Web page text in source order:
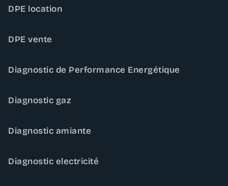
DPE location
DPE vente
Diagnostic de Performance Energétique
Diagnostic gaz
Diagnostic amiante
Diagnostic electricité